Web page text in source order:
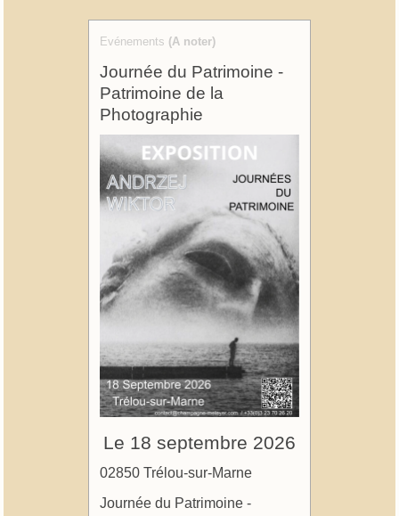
Evénements (A noter)
Journée du Patrimoine -
Patrimoine de la
Photographie
Le 18 septembre 2026
02850 Trélou-sur-Marne
Journée du Patrimoine -